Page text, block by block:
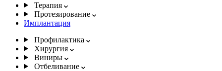
Терапия
Протезирование
Имплантация
Профилактика
Хирургия
Виниры
Отбеливание